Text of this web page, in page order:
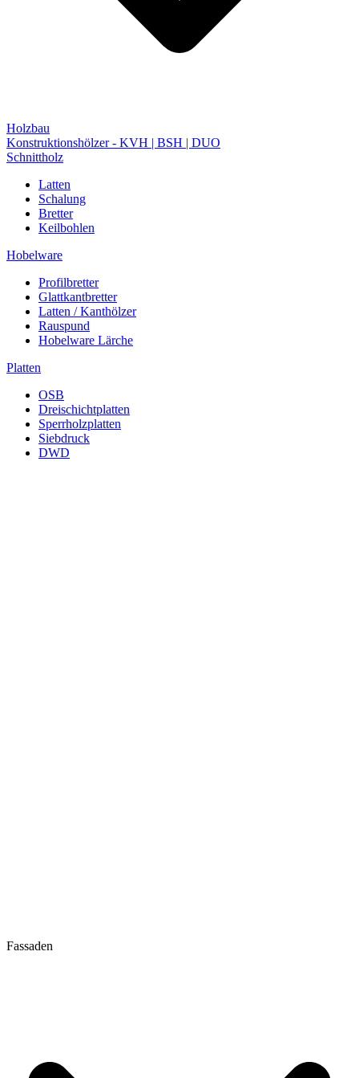
Holzbau
Konstruktionshölzer - KVH | BSH | DUO
Schnittholz
Latten
Schalung
Bretter
Keilbohlen
Hobelware
Profilbretter
Glattkantbretter
Latten / Kanthölzer
Rauspund
Hobelware Lärche
Platten
OSB
Dreischichtplatten
Sperrholzplatten
Siebdruck
DWD
Fassaden